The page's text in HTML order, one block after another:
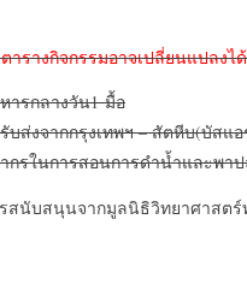
ารางกิจกรรมอาจเปลี่ยนแปลงไ
ารกลางวัน1 มื้อ
บส่งจากกรุงเทพฯ – สัตหีบ(บัสแอ
กรในการสอนการดำน้ำและพา
สนับสนุนจากมูลนิธิวิทยาศาสตร์